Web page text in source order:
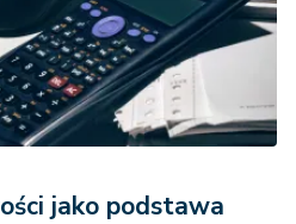
jako podstawa